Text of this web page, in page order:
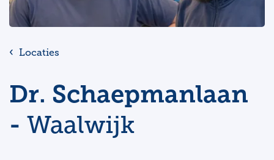
Locaties
Dr. Schaepmanlaan
- Waalwijk